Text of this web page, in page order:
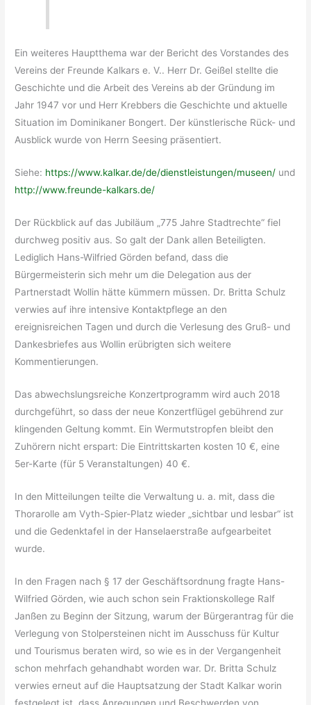
Ein weiteres Hauptthema war der Bericht des Vorstandes des
Vereins der Freunde Kalkars e. V.. Herr Dr. Geißel stellte die
Geschichte und die Arbeit des Vereins ab der Gründung im
Jahr 1947 vor und Herr Krebbers die Geschichte und aktuelle
Situation im Dominikaner Bongert. Der künstlerische Rück- und
Ausblick wurde von Herrn Seesing präsentiert.
Siehe: https://www.kalkar.de/de/dienstleistungen/museen/ und
http://www.freunde-kalkars.de/
Der Rückblick auf das Jubiläum „775 Jahre Stadtrechte“ fiel
durchweg positiv aus. So galt der Dank allen Beteiligten.
Lediglich Hans-Wilfried Görden befand, dass die
Bürgermeisterin sich mehr um die Delegation aus der
Partnerstadt Wollin hätte kümmern müssen. Dr. Britta Schulz
verwies auf ihre intensive Kontaktpflege an den
ereignisreichen Tagen und durch die Verlesung des Gruß- und
Dankesbriefes aus Wollin erübrigten sich weitere
Kommentierungen.
Das abwechslungsreiche Konzertprogramm wird auch 2018
durchgeführt, so dass der neue Konzertflügel gebührend zur
klingenden Geltung kommt. Ein Wermutstropfen bleibt den
Zuhörern nicht erspart: Die Eintrittskarten kosten 10 €, eine
5er-Karte (für 5 Veranstaltungen) 40 €.
In den Mitteilungen teilte die Verwaltung u. a. mit, dass die
Thorarolle am Vyth-Spier-Platz wieder „sichtbar und lesbar“ ist
und die Gedenktafel in der Hanselaerstraße aufgearbeitet
wurde.
In den Fragen nach § 17 der Geschäftsordnung fragte Hans-
Wilfried Görden, wie auch schon sein Fraktionskollege Ralf
Janßen zu Beginn der Sitzung, warum der Bürgerantrag für die
Verlegung von Stolpersteinen nicht im Ausschuss für Kultur
und Tourismus beraten wird, so wie es in der Vergangenheit
schon mehrfach gehandhabt worden war. Dr. Britta Schulz
verwies erneut auf die Hauptsatzung der Stadt Kalkar worin